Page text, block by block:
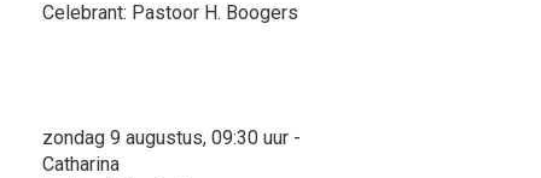
Celebrant: Pastoor H. Boogers
zondag 9 augustus, 09:30 uur -
Catharina